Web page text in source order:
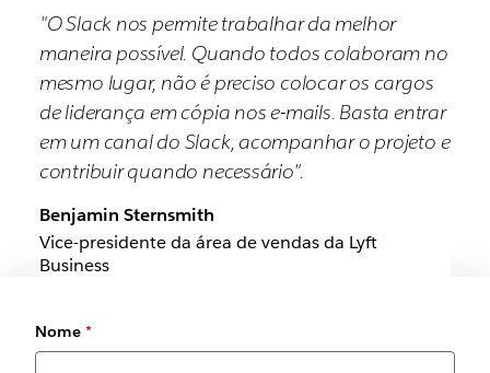
"O Slack nos permite trabalhar da melhor
maneira possível. Quando todos colaboram no
mesmo lugar, não é preciso colocar os cargos
de liderança em cópia nos e-mails. Basta entrar
em um canal do Slack, acompanhar o projeto e
contribuir quando necessário".
Benjamin Sternsmith
Vice-presidente da área de vendas da Lyft
Business
Nome *